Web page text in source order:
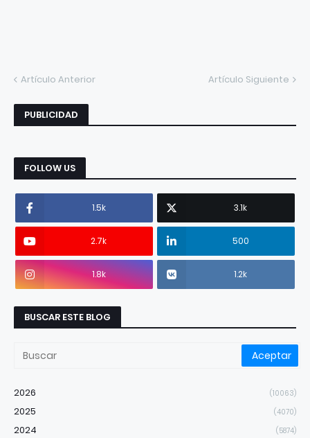
Artículo Anterior Artículo Siguiente
PUBLICIDAD
FOLLOW US
1.5k 3.1k
2.7k 500
1.8k 1.2k
BUSCAR ESTE BLOG
2026 (10063)
2025 (4070)
2024 (5874)